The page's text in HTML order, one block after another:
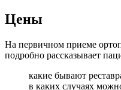
Цены
На первичном приеме
подробно рассказывает
какие бывают
в каких случаях